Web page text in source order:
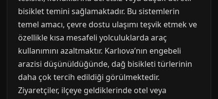
bisiklet temini sağlamaktadır. Bu sistemlerin
temel amacı, çevre dostu ulaşımı teşvik etmek ve
özellikle kısa mesafeli yolculuklarda araç
kullanımını azaltmaktır. Karlıova’nın engebeli
arazisi düşünüldüğünde, dağ bisikleti türlerinin
daha çok tercih edildiği görülmektedir.
Ziyaretçiler, ilçeye geldiklerinde otel veya